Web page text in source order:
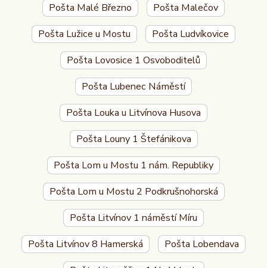
Pošta Malé Březno
Pošta Malečov
Pošta Lužice u Mostu
Pošta Ludvíkovice
Pošta Lovosice 1 Osvoboditelů
Pošta Lubenec Náměstí
Pošta Louka u Litvínova Husova
Pošta Louny 1 Štefánikova
Pošta Lom u Mostu 1 nám. Republiky
Pošta Lom u Mostu 2 Podkrušnohorská
Pošta Litvínov 1 náměstí Míru
Pošta Litvínov 8 Hamerská
Pošta Lobendava